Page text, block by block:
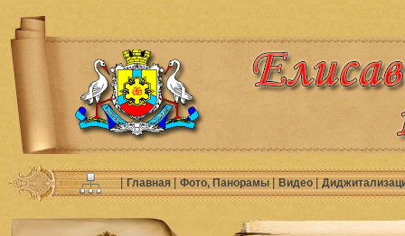
|Главная|Фото, Панорамы|Видео|